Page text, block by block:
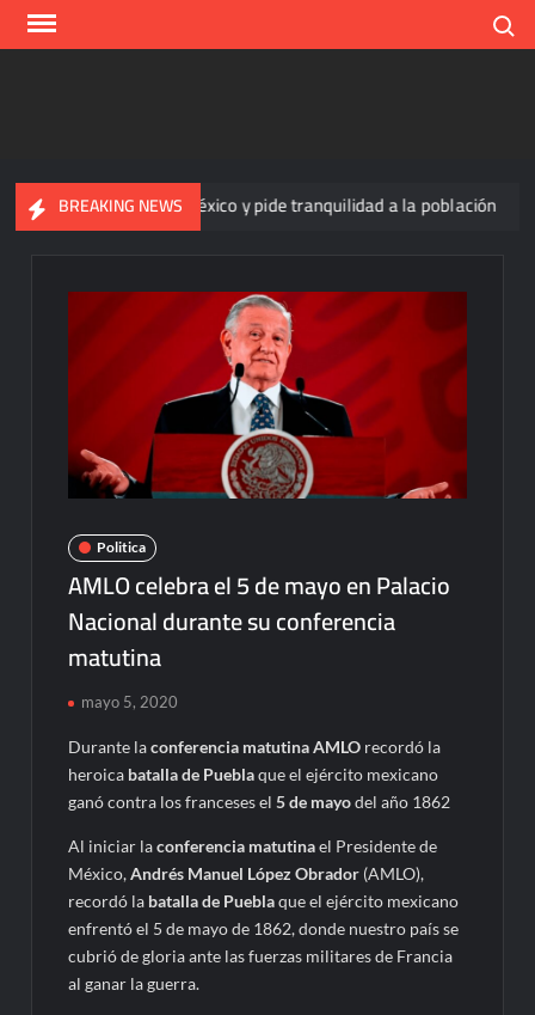
Skip
BREAKING NEWS
en México y pide tranquilidad a la población
Politica
AMLO celebra el 5 de mayo en Palacio
Nacional durante su conferencia
matutina
mayo 5, 2020
Durante laconferencia matutina AMLO recordó la
heroica batalla de Pueblaque el ejército mexicano
ganó contra los franceses el 5 de mayodel año 1862
Al iniciar laconferencia matutinael Presidente de
México,Andrés Manuel López Obrador (AMLO),
recordó la batalla de Pueblaque el ejército mexicano
enfrentó el 5 de mayo de 1862, donde nuestro país se
cubrió de gloria ante las fuerzas militares de Francia
al ganar la guerra.